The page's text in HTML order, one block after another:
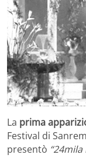
La prima
Festival di
presentò “24mila